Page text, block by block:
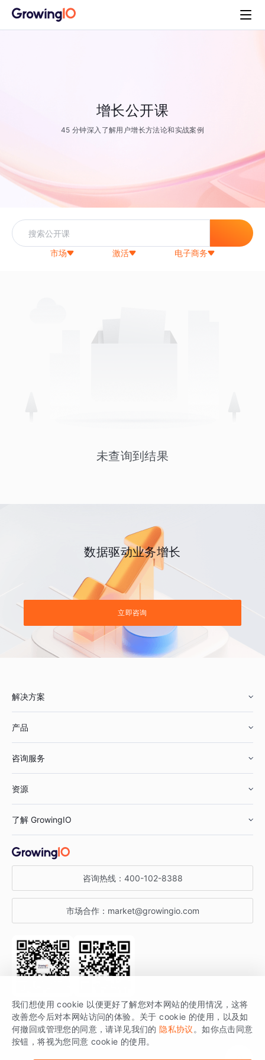
增长公开课
45 分钟深入了解用户增长方法论和实战案例
市场 激活 电子商务
未查询到结果
数据驱动业务增长
立即咨询
解决方案
鞋服行业
汽车行业
金融行业
产品
智能运营
获客分析
咨询服务
资源
增长公开课
增长博客
开发者文档
SDK 文档
场景指南
了解 GrowingIO
关于 GrowingIO
增长大会
行业活动
咨询热线： 400-102-8388
市场合作： market@growingio.com
关注公众号 获取更多干货
GrowingIO 是专注于数据智能分析与增长的品牌，核心平台为 GrowingIO
分析云。
我们想使用 cookie 以便更好了解您对本网站的使用情况，这将
改善您今后对本网站访问的体验。关于 cookie 的使用，以及如
何撤回或管理您的同意，请详见我们的 隐私协议 。如你点击同意
按钮，将视为您同意 cookie 的使用。